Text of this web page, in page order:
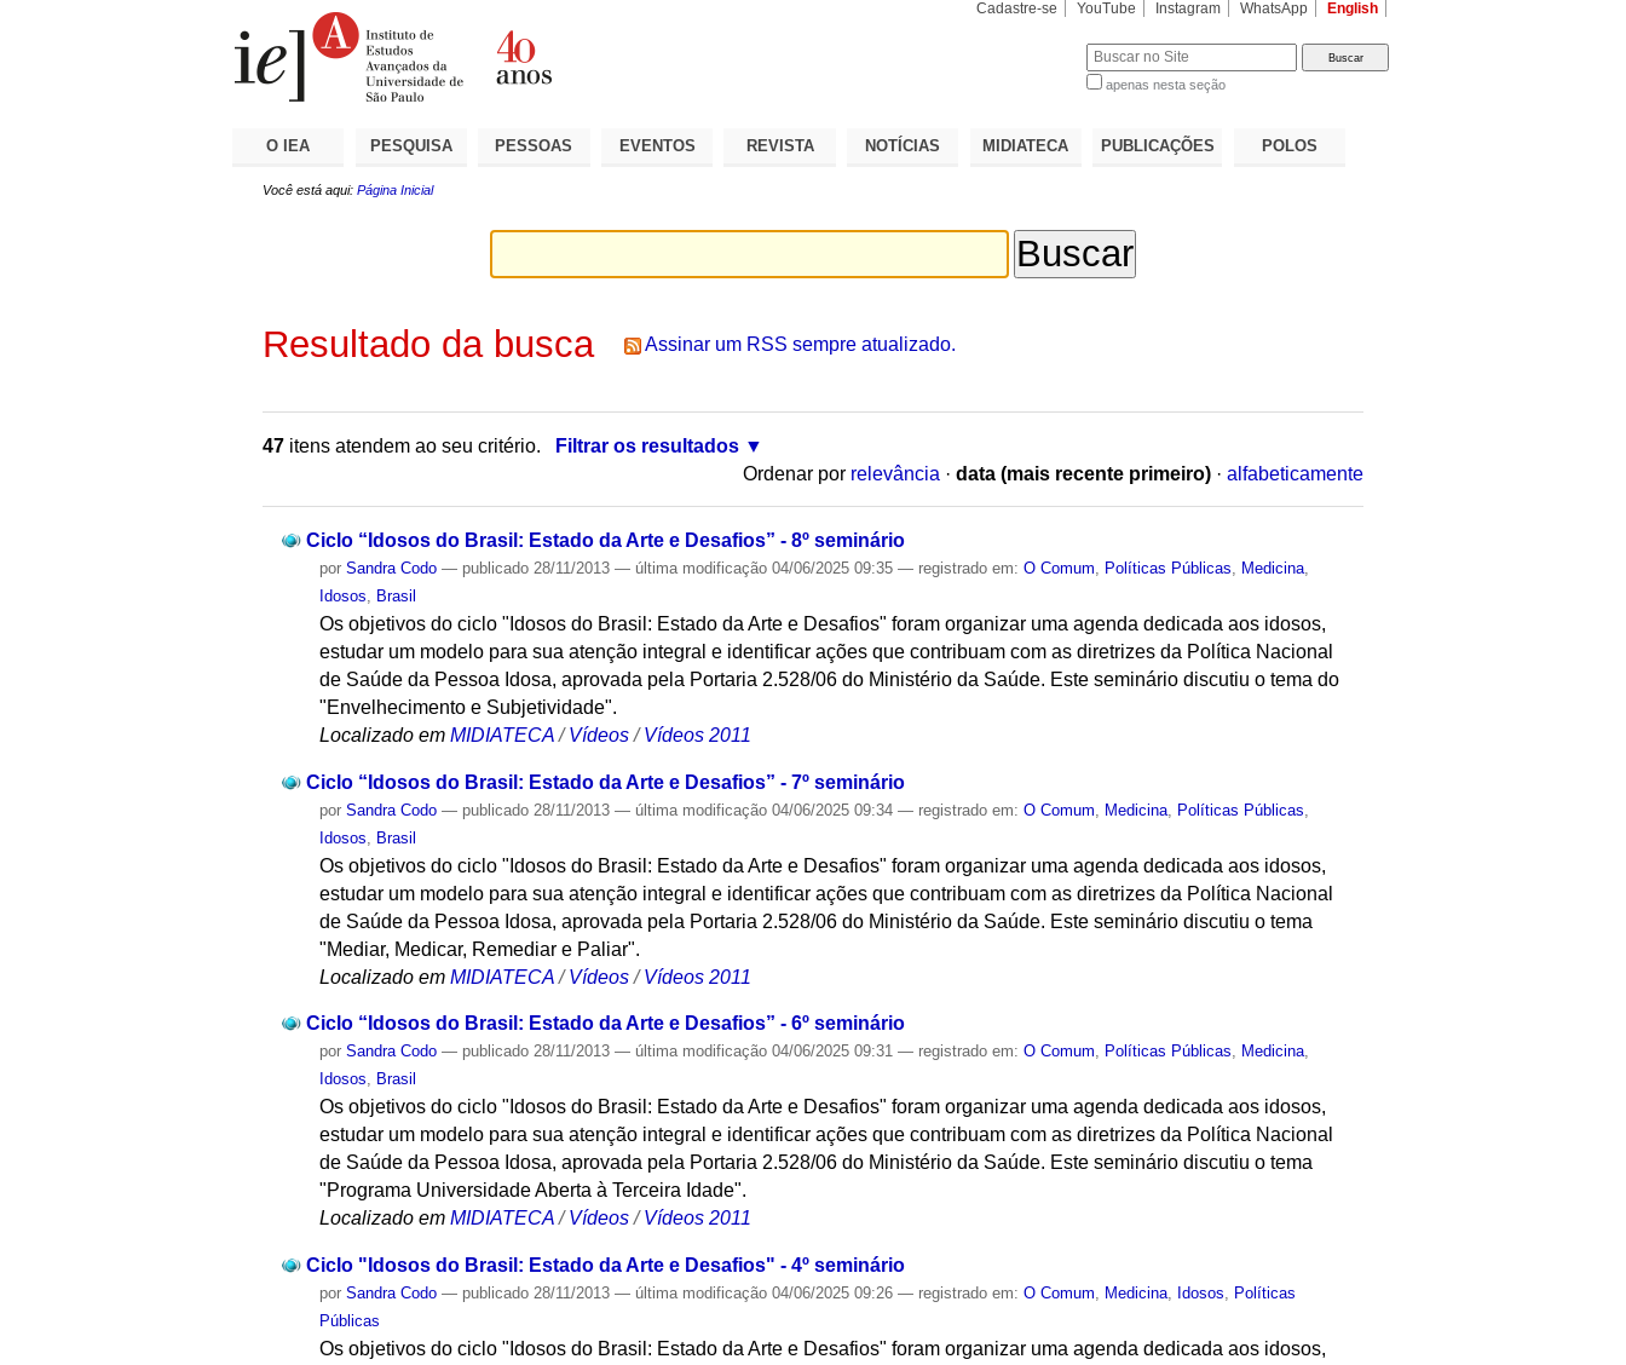
Cadastre-se YouTube Instagram WhatsApp English
apenas nesta seção
O IEA PESQUISA PESSOAS EVENTOS REVISTA NOTÍCIAS MIDIATECA PUBLICAÇÕES POLOS
Você está aqui: Página Inicial
Resultado da busca Assinar um RSS sempre atualizado.
47 itens atendem ao seu critério.
Filtrar os resultados
Ordenar por relevância · data (mais recente primeiro) · alfabeticamente
Ciclo “Idosos do Brasil: Estado da Arte e Desafios” - 8º seminário
porSandra Codo — publicado 28/11/2013— última modificação 04/06/2025 09:35— registrado em:O Comum Políticas Públicas Medicina
Idosos
Brasil
Os objetivos do ciclo "Idosos do Brasil: Estado da Arte e Desafios" foram organizar uma agenda dedicada aos idosos,
estudar um modelo para sua atenção integral e identificar ações que contribuam com as diretrizes da Política Nacional
de Saúde da Pessoa Idosa, aprovada pela Portaria 2.528/06 do Ministério da Saúde. Este seminário discutiu o tema do
"Envelhecimento e Subjetividade".
Localizado em MIDIATECA /Vídeos /Vídeos 2011
Ciclo “Idosos do Brasil: Estado da Arte e Desafios” - 7º seminário
porSandra Codo — publicado 28/11/2013— última modificação 04/06/2025 09:34— registrado em:O Comum Medicina Políticas Públicas
Idosos
Brasil
Os objetivos do ciclo "Idosos do Brasil: Estado da Arte e Desafios" foram organizar uma agenda dedicada aos idosos,
estudar um modelo para sua atenção integral e identificar ações que contribuam com as diretrizes da Política Nacional
de Saúde da Pessoa Idosa, aprovada pela Portaria 2.528/06 do Ministério da Saúde. Este seminário discutiu o tema
"Mediar, Medicar, Remediar e Paliar".
Localizado em MIDIATECA /Vídeos /Vídeos 2011
Ciclo “Idosos do Brasil: Estado da Arte e Desafios” - 6º seminário
porSandra Codo — publicado 28/11/2013— última modificação 04/06/2025 09:31— registrado em:O Comum, Políticas Públicas, Medicina,
Idosos, Brasil
Os objetivos do ciclo "Idosos do Brasil: Estado da Arte e Desafios" foram organizar uma agenda dedicada aos idosos,
estudar um modelo para sua atenção integral e identificar ações que contribuam com as diretrizes da Política Nacional
de Saúde da Pessoa Idosa, aprovada pela Portaria 2.528/06 do Ministério da Saúde. Este seminário discutiu o tema
"Programa Universidade Aberta à Terceira Idade".
Localizado em MIDIATECA /Vídeos /Vídeos 2011
Ciclo "Idosos do Brasil: Estado da Arte e Desafios" - 4º seminário
porSandra Codo — publicado 28/11/2013— última modificação 04/06/2025 09:26— registrado em:O Comum, Medicina, Idosos, Políticas
Públicas
Os objetivos do ciclo "Idosos do Brasil: Estado da Arte e Desafios" foram organizar uma agenda dedicada aos idosos,